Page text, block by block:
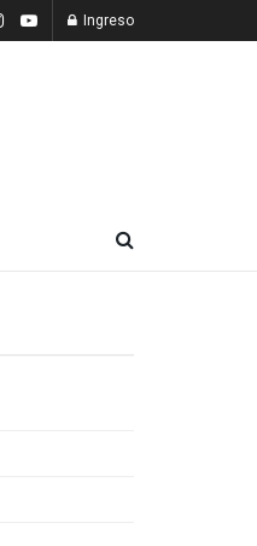
Ingreso